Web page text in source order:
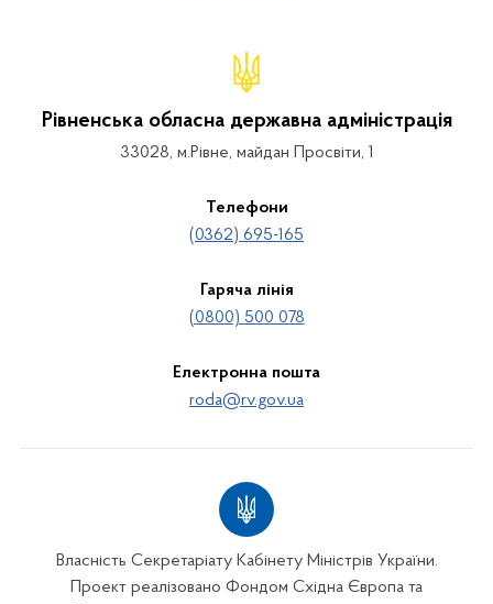
Рівненська обласна державна адміністрація
33028, м.Рівне, майдан Просвіти, 1
Телефони
(0362) 695-165
Гаряча лінія
(0800) 500 078
Електронна пошта
roda@rv.gov.ua
Власність Секретаріату Кабінету Міністрів України.
Проект реалізовано Фондом Східна Європа та